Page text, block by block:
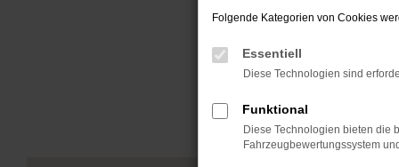
Unser
Folgende Kategorien von Cookies
Essentiell
Diese Technologien sind
Funktional
Diese Technologien bieten die
Fahrzeugbewertungssystem